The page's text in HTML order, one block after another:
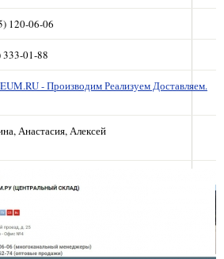
120-06-06
333-01-88
- Производим Реализуем Доставляем.
Анастасия, Алексей